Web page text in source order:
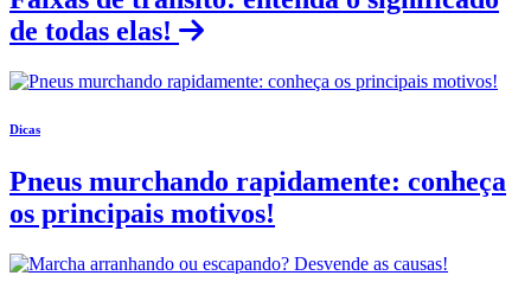
de todas elas!
Dicas
Pneus murchando rapidamente: conheça
os principais motivos!